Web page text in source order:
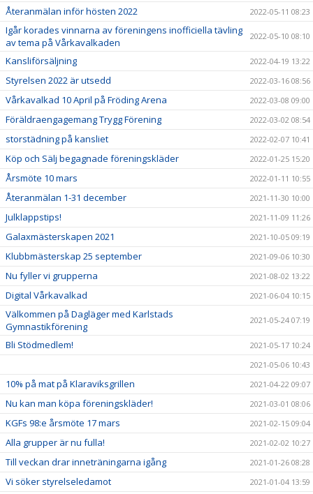
Återanmälan inför hösten 2022 2022-05-11 08:23
Igår korades vinnarna av föreningens inofficiella tävling
av tema på Vårkavalkaden
2022-05-10 08:10
Kansliförsäljning 2022-04-19 13:22
Styrelsen 2022 är utsedd 2022-03-16 08:56
Vårkavalkad 10 April på Fröding Arena 2022-03-08 09:00
Föräldraengagemang Trygg Förening 2022-03-02 08:54
storstädning på kansliet 2022-02-07 10:41
Köp och Sälj begagnade föreningskläder 2022-01-25 15:20
Årsmöte 10 mars 2022-01-11 10:55
Återanmälan 1-31 december 2021-11-30 10:00
Julklappstips! 2021-11-09 11:26
Galaxmästerskapen 2021 2021-10-05 09:19
Klubbmästerskap 25 september 2021-09-06 10:30
Nu fyller vi grupperna 2021-08-02 13:22
Digital Vårkavalkad 2021-06-04 10:15
Välkommen på Dagläger med Karlstads
Gymnastikförening
2021-05-24 07:19
Bli Stödmedlem!
2021-05-17 10:24
2021-05-06 10:43
10% på mat på Klaraviksgrillen 2021-04-22 09:07
Nu kan man köpa föreningskläder! 2021-03-01 08:06
KGFs 98:e årsmöte 17 mars 2021-02-15 09:04
Alla grupper är nu fulla! 2021-02-02 10:27
Till veckan drar inneträningarna igång 2021-01-26 08:28
Vi söker styrelseledamot 2021-01-04 13:59